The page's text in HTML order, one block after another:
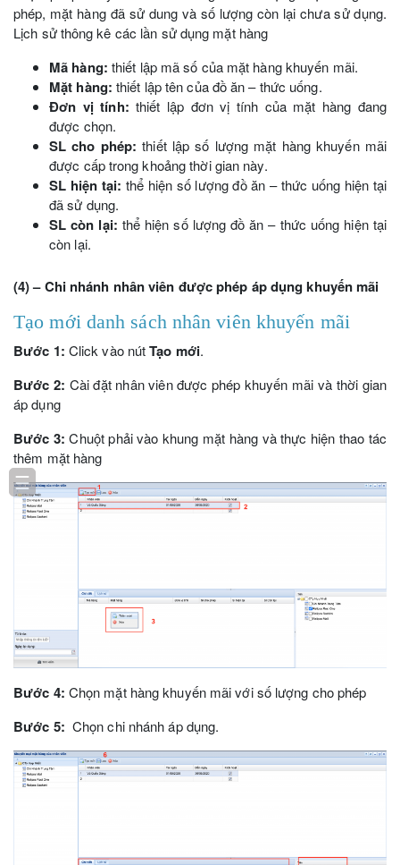
☰
phép, mặt hàng đã sử dung và số lượng còn lại chưa sử dụng.
Lịch sử thông kê các lần sử dụng mặt hàng
Mã hàng: thiết lập mã số của mặt hàng khuyến mãi.
Mặt hàng: thiết lập tên của đồ ăn – thức uống.
Đơn vị tính: thiết lập đơn vị tính của mặt hàng đang
được chọn.
SL cho phép: thiết lập số lượng mặt hàng khuyến mãi
được cấp trong khoảng thời gian này.
SL hiện tại: thể hiện số lượng đồ ăn – thức uống hiện tại
đã sử dụng.
SL còn lại: thể hiện số lượng đồ ăn – thức uống hiện tại
còn lại.
(4) – Chi nhánh nhân viên được phép áp dụng khuyến mãi
Tạo mới danh sách nhân viên khuyến mãi
Bước 1: Click vào nútTạo mới.
Bước 2: Cài đặt nhân viên được phép khuyến mãi và thời gian
áp dụng
Bước 3:Chuột phải vào khung mặt hàng và thực hiện thao tác
thêm mặt hàng
Bước 4: Chọn mặt hàng khuyến mãi với số lượng cho phép
Bước 5: Chọn chi nhánh áp dụng.